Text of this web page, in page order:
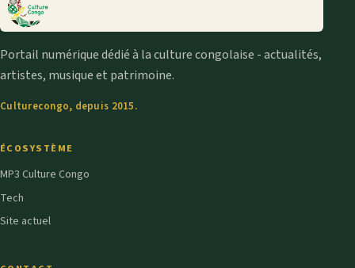
Portail numérique dédié à la culture congolaise - actualités,
artistes, musique et patrimoine.
Culturecongo, depuis 2015.
ÉCOSYSTÈME
MP3 Culture Congo
Tech
Site actuel